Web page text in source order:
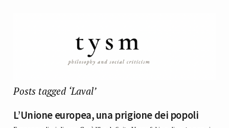
Posts tagged ‘Laval’
L’Unione europea, una prigione dei popoli